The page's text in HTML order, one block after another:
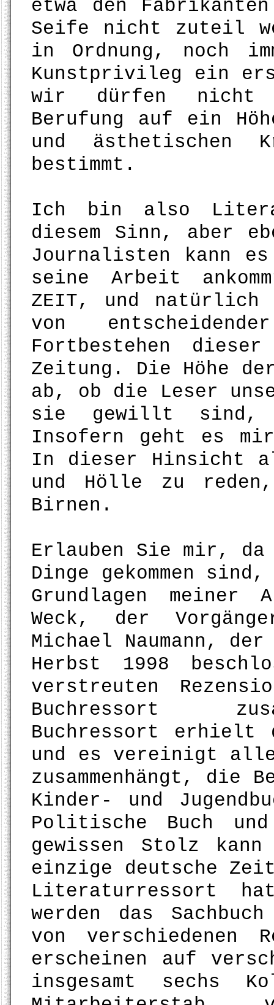
etwa den
Seife nicht zuteil
in Ordnung, noch
Kunstprivileg ein
wir dürfen nicht
Berufung auf ein
und ästhetischen
bestimmt.
Ich bin also
diesem Sinn, aber
Journalisten kann
seine Arbeit
ZEIT, und
von
Fortbestehen
Zeitung. Die Höhe
ab, ob die Leser
sie gewillt sind,
Insofern geht es
In dieser Hinsicht
und Hölle zu
Birnen.
Erlauben Sie mir,
Dinge gekommen
Grundlagen
Weck, der
Michael Naumann,
Herbst 1998
verstreuten
Buchressort
Buchressort erhielt
und es vereinigt
zusammenhängt,
Kinder- und
Politische Buch
gewissen Stolz
einzige deutsche
Literaturressort
werden das
von verschiedenen
erscheinen auf
insgesamt sechs